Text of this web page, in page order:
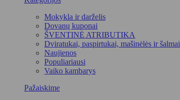
Mokykla ir darželis
Dovanų kuponai
ŠVENTINĖ ATRIBUTIKA
Dviratukai, paspirtukai, mašinėlės ir šalmai
Naujienos
Populiariausi
Vaiko kambarys
Pažaiskime